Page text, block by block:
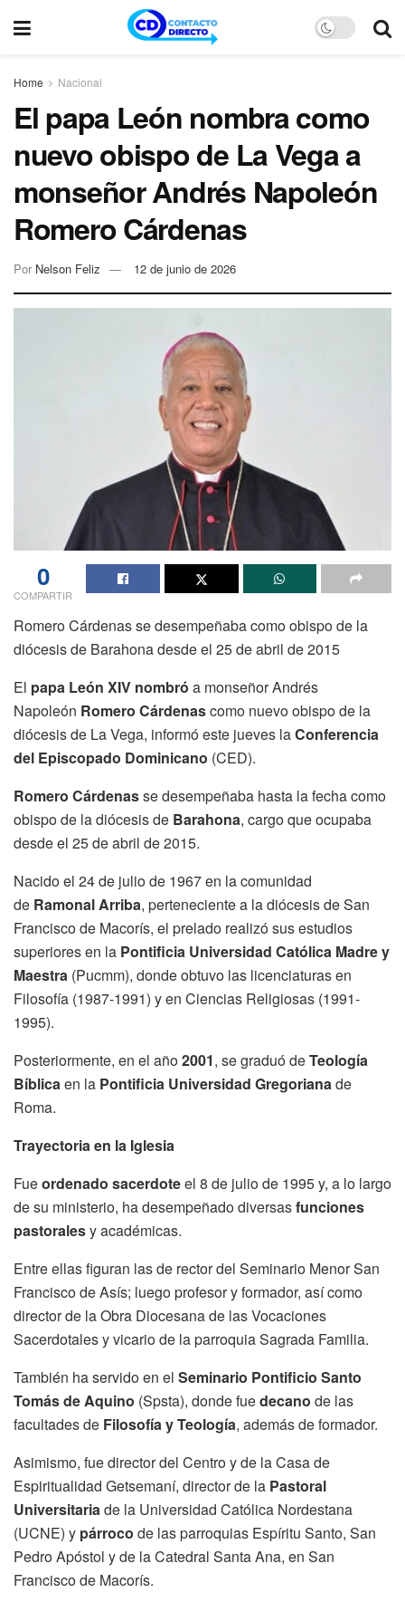
Home Nacional
El papa León nombra como
nuevo obispo de La Vega a
monseñor Andrés Napoleón
Romero Cárdenas
Por Nelson Feliz 12 de junio de 2026
0
COMPARTIR
Romero Cárdenas se desempeñaba como obispo de la
diócesis de Barahona desde el 25 de abril de 2015
El papa León XIV nombró a monseñor Andrés
Napoleón Romero Cárdenascomo nuevo obispo de la
diócesis de La Vega, informó este jueves laConferencia
del Episcopado Dominicano (CED).
Romero Cárdenasse desempeñaba hasta la fecha como
obispo de la diócesis de Barahona, cargo que ocupaba
desde el 25 de abril de 2015.
Nacido el 24 de julio de 1967 en la comunidad
de Ramonal Arriba, perteneciente a la diócesis de San
Francisco de Macorís, el prelado realizó sus estudios
superiores en la Pontificia Universidad Católica Madre y
Maestra (Pucmm), donde obtuvo las licenciaturas en
Filosofía (1987-1991) y en Ciencias Religiosas (1991-
1995).
Posteriormente, en el año2001, se graduó deTeología
Bíblicaen la Pontificia Universidad Gregorianade
Roma.
Trayectoria en la Iglesia
Fueordenado sacerdoteel 8 de julio de 1995 y, a lo largo
de su ministerio, ha desempeñado diversasfunciones
pastoralesy académicas.
Entre ellas figuran las de rector del Seminario Menor San
Francisco de Asís; luego profesor y formador, así como
director de la Obra Diocesana de las Vocaciones
Sacerdotales y vicario de la parroquia Sagrada Familia.
También ha servido en el Seminario Pontificio Santo
Tomás de Aquino (Spsta), donde fuedecano de las
facultades de Filosofía y Teología, además de formador.
Asimismo, fue director del Centro y de la Casa de
Espiritualidad Getsemaní, director de la Pastoral
Universitariade la Universidad Católica Nordestana
(UCNE) y párroco de las parroquias Espíritu Santo, San
Pedro Apóstol y de la Catedral Santa Ana, en San
Francisco de Macorís.